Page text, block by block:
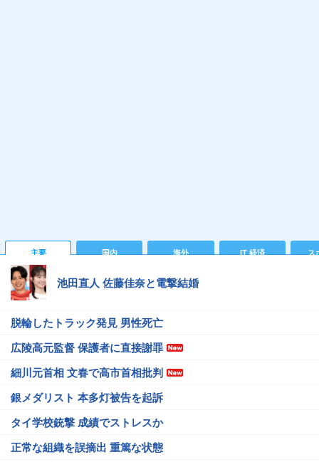
主要 国内 海外 IT 経済 ス
池田直人 佐藤佳奈と電撃結婚
脱輪したトラック発見 男性死亡
広陵高元監督 保護者に直接謝罪
細川元首相 文春で高市首相批判
銀メダリスト 本多灯被告を起訴
タイ学校銃撃 成績でストレスか
正常な組織を誤摘出 重篤な状態